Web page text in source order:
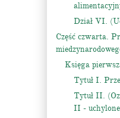
Dział VI.
Część czwarta.
Księga
Tytuł I.
Tytuł II.
II -